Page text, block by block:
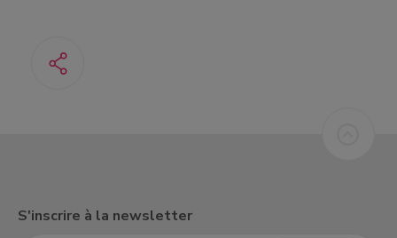
S'inscrire à la newsletter